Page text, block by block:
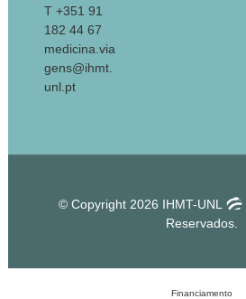
T +351 91
182 44 67
medicina.via
gens@ihmt.
unl.pt
© Copyright 2026 IHMT-UNL
Reservados.
Financiamento